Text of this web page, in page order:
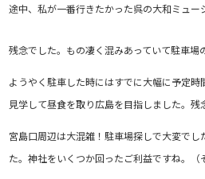
途中、私が一番行きたかった呉の大和ミュー
残念でした。もの凄く混みあっていて駐車場
ようやく駐車した時にはすでに大幅に予定
見学して昼食を取り広島を目指しました。残
宮島口周辺は大混雑！駐車場探しで大変で
た。神社をいくつか回ったご利益ですね。（